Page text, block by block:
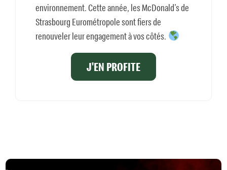
environnement. Cette année, les McDonald’s de
Strasbourg Eurométropole sont fiers de
renouveler leur engagement à vos côtés.
J'EN PROFITE